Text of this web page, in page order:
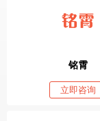
铭霄
立即咨询